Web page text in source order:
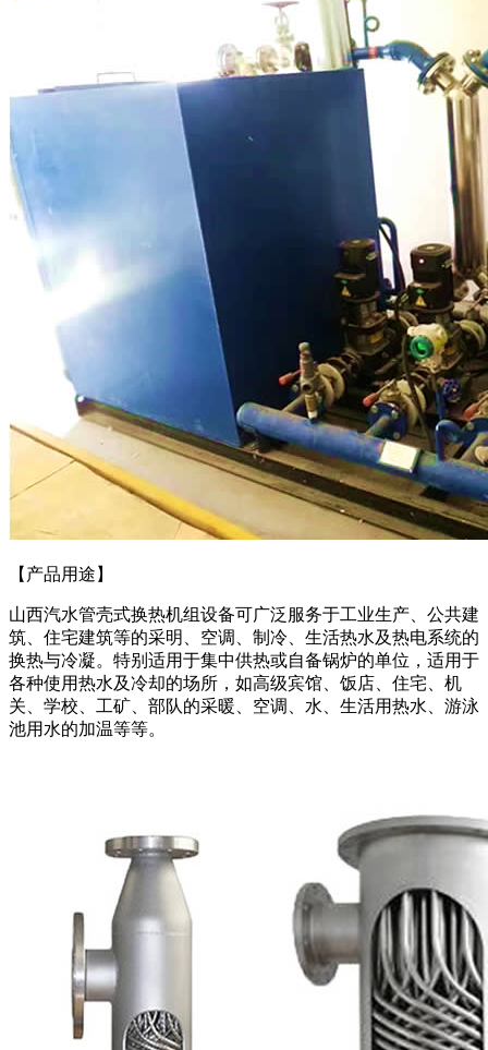
【产品用途】
山西汽水管壳式换热机组设备可广泛服务于工业生产、公共建
筑、住宅建筑等的采明、空调、制冷、生活热水及热电系统的
换热与冷凝。特别适用于集中供热或自备锅炉的单位，适用于
各种使用热水及冷却的场所，如高级宾馆、饭店、住宅、机
关、学校、工矿、部队的采暖、空调、水、生活用热水、游泳
池用水的加温等等。